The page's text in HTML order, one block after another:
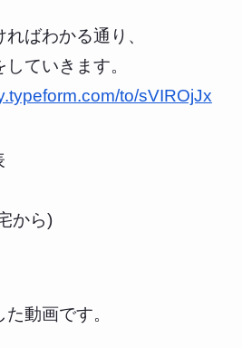
ばわかる通り、
ていきます。
to/sVIROjJx
から)
動画です。